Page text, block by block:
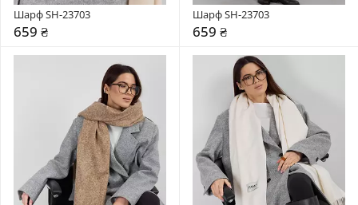
Шарф SH-23703
659 ₴
Шарф SH-23703
659 ₴